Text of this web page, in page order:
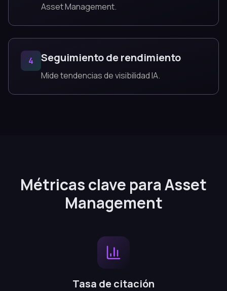
Asset Management.
4 Seguimiento de rendimiento
Mide tendencias de visibilidad IA.
Métricas clave para Asset
Management
Tasa de citación